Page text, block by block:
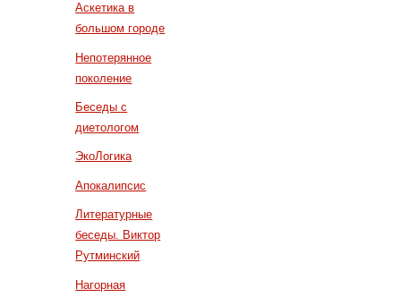
Аскетика в
большом городе
Непотерянное
поколение
Беседы с
диетологом
ЭкоЛогика
Апокалипсис
Литературные
беседы. Виктор
Рутминский
Нагорная